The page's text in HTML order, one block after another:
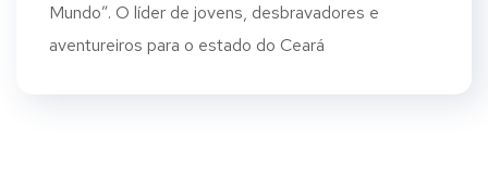
Mundo”. O líder de jovens, desbravadores e
aventureiros para o estado do Ceará